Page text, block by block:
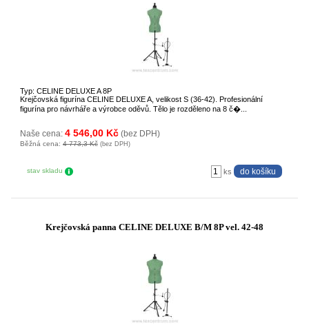
Typ: CELINE DELUXE A 8P
Krejčovská figurína CELINE DELUXE A, velikost S (36-42). Profesionální
figurína pro návrháře a výrobce oděvů. Tělo je rozděleno na 8 č�...
Naše cena: 4 546,00 Kč (bez DPH)
Běžná cena: 4 773,3 Kč (bez DPH)
stav skladu ks
Krejčovská panna CELINE DELUXE B/M 8P vel. 42-48